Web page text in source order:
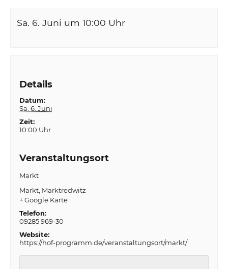
Sa. 6. Juni um 10:00 Uhr
Details
Datum:
Sa. 6. Juni
Zeit:
10:00 Uhr
Veranstaltungsort
Markt
Markt Marktredwitz
+ Google Karte
Telefon:
09285 969-30
Website:
https://hof-programm.de/veranstaltungsort/markt/